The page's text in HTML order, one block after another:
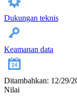
Dukungan teknis
Keamanan data
Ditambahkan: 12/29/
Nilai